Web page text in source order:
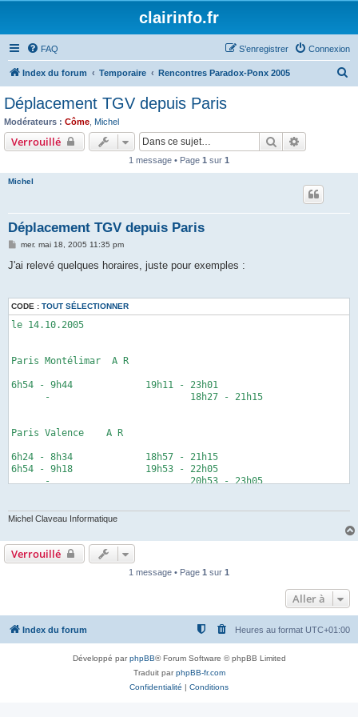
clairinfo.fr
FAQ Connexion
S’enregistrer
Index du forum Temporaire Rencontres Paradox-Ponx 2005
Déplacement TGV depuis Paris
Modérateurs : Côme Michel
Verrouillé Rechercher
1 message • Page 1 sur 1
Michel
Déplacement TGV depuis Paris
M
s
e
mer. mai 18, 2005 11:35 pm
J'ai relevé quelques horaires, juste pour exemples :
CODE : TOUT SÉLECTIONNER
le 14.10.2005
Paris Montélimar  A R
6h54 - 9h44		19h11 - 23h01
      - 			18h27 - 21h15
Paris Valence    A R
6h24 - 8h34		18h57 - 21h15
6h54 - 9h18		19h53 - 22h05
      - 			20h53 - 23h05
Paris Avignon    A R
6h20 - 8h56		19h01 - 21h41
      - 			20h01 - 22h41
Michel Claveau Informatique
Verrouillé
1 message • Page 1 sur 1
Aller à
Index du forum Heures au format UTC+01:00
Développé parphpBB® Forum Software © phpBB Limited
Traduit parphpBB-fr.com
Confidentialité | Conditions